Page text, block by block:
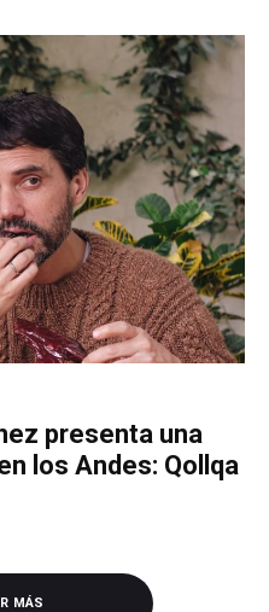
presenta una
los Andes: Qollqa
MÁS